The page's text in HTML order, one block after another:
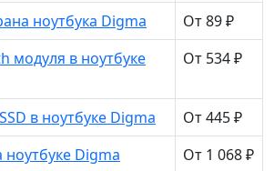
ноутбука Digma
От 89 ₽
модуля в ноутбуке
От 534 ₽
в ноутбуке Digma
От 445 ₽
Digma
От 1 068 ₽